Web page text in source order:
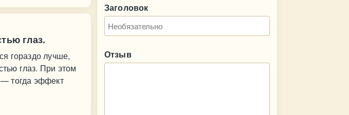
глаз.
гораздо лучше,
глаз. При этом
— тогда эффект
Заголовок
Отзыв